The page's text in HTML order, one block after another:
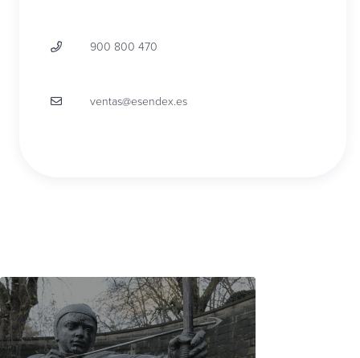
900 800 470
ventas@esendex.es